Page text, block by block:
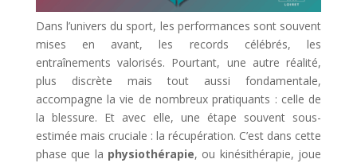
Dans l’univers du sport, les performances sont souvent
mises en avant, les records célébrés, les
entraînements valorisés. Pourtant, une autre réalité,
plus discrète mais tout aussi fondamentale,
accompagne la vie de nombreux pratiquants : celle de
la blessure. Et avec elle, une étape souvent sous-
estimée mais cruciale : la récupération. C’est dans cette
phase que la physiothérapie, ou kinésithérapie, joue